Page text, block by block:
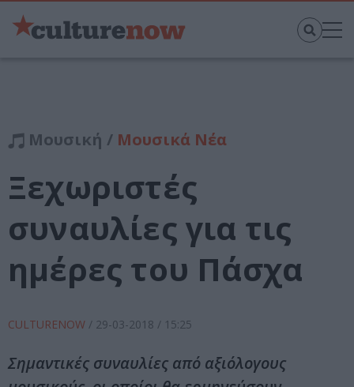
Μουσική / Μουσικά Νέα
Ξεχωριστές
συναυλίες για τις
ημέρες του Πάσχα
CULTURENOW / 29-03-2018 / 15:25
Σημαντικές συναυλίες από αξιόλογους